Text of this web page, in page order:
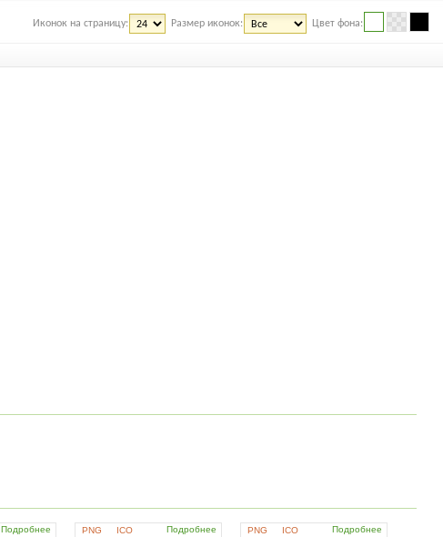
Иконок на страницу: Размер иконок: Цвет фона:
Подробнее PNG ICO Подробнее PNG ICO Подробнее